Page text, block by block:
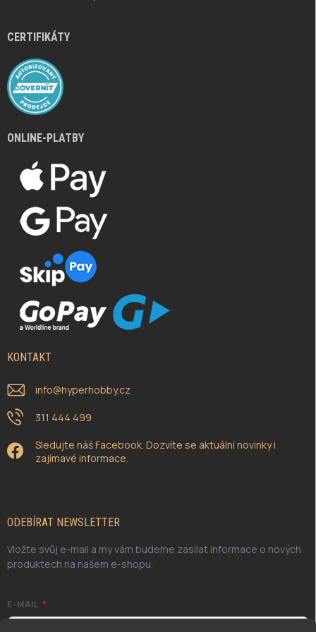
CERTIFIKÁTY
ONLINE-PLATBY
KONTAKT
info@hyperhobby.cz
311 444 499
Sledujte náš Facebook. Dozvíte se aktuální novinky i
zajímavé informace.
ODEBÍRAT NEWSLETTER
Vložte svůj e-mail a my vám budeme zasílat informace o nových
produktech na našem e-shopu.
E-MAIL